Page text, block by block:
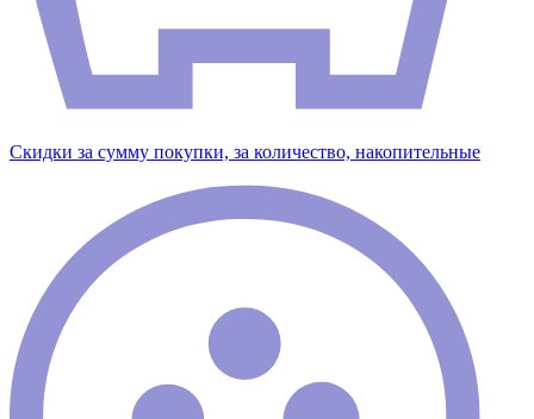
Скидки за сумму покупки, за количество, накопительные